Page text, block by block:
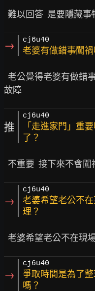
→ cj6u40
老婆有做錯事∕闖
推
cj6u40
「走進家門」重
了？
→
cj6u40
老婆希望老公不
理？
老婆希望老公不在現
→
cj6u40
爭取時間是為了
嗎？